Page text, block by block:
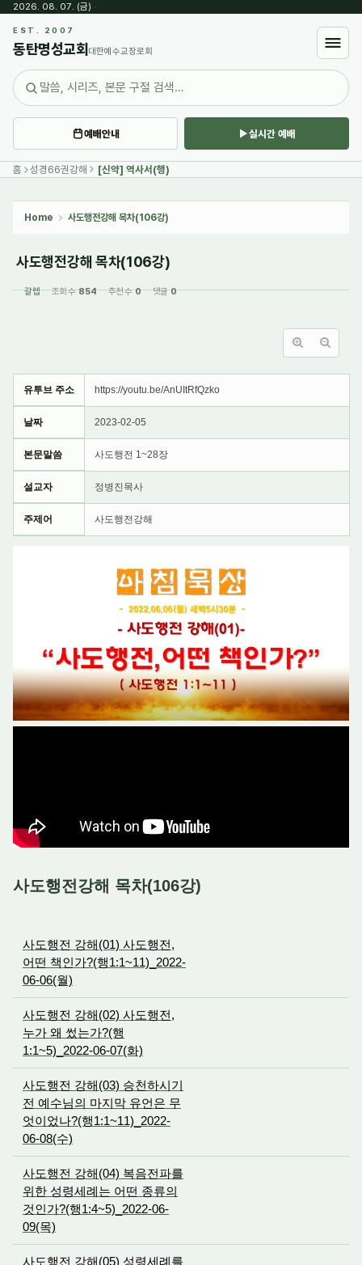
2026. 08. 07. (금) ·
EST. 2007
동탄명성교회 대한예수교장로회
예배안내 실시간 예배
홈 성경66권강해 [신약] 역사서(행)
Home 사도행전강해 목차(106강)
사도행전강해 목차(106강)
갈렙 조회 수854 추천 수0 댓글0
유투브 주소 https://youtu.be/AnUItRfQzko
날짜 2023-02-05
본문말씀 사도행전 1~28장
설교자 정병진목사
주제어 사도행전강해
사도행전강해 목차(106강)
사도행전 강해(01) 사도행전,
어떤 책인가?(행1:1~11)_2022-
06-06(월)
사도행전 강해(02) 사도행전,
누가 왜 썼는가?(행
1:1~5)_2022-06-07(화)
사도행전 강해(03) 승천하시기
전 예수님의 마지막 유언은 무
엇이었나?(행1:1~11)_2022-
06-08(수)
사도행전 강해(04) 복음전파를
위한 성령세례는 어떤 종류의
것인가?(행1:4~5)_2022-06-
09(목)
사도행전 강해(05) 성령세례를
Sketchbook5, 스케치북5
Sketchbook5, 스케치북5